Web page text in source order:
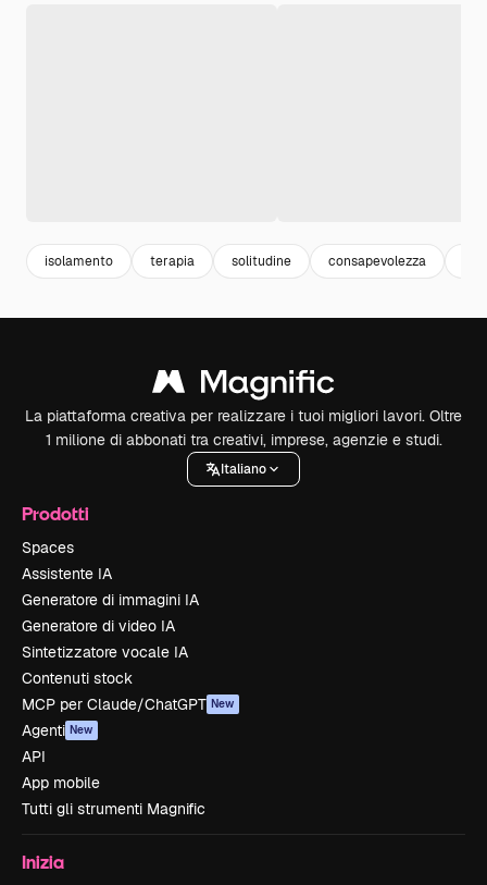
isolamento terapia solitudine consapevolezza
La piattaforma creativa per realizzare i tuoi migliori lavori. Oltre
1 milione di abbonati tra creativi, imprese, agenzie e studi.
Italiano
Prodotti
Spaces
Assistente IA
Generatore di immagini IA
Generatore di video IA
Sintetizzatore vocale IA
Contenuti stock
MCP per Claude/ChatGPT New
Agenti New
API
App mobile
Tutti gli strumenti Magnific
Inizia